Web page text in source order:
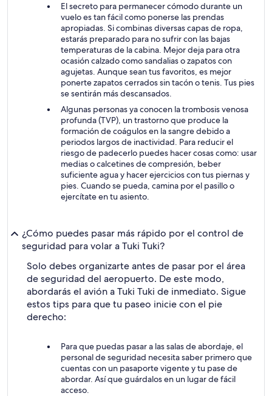
El secreto para permanecer cómodo durante un
vuelo es tan fácil como ponerse las prendas
apropiadas. Si combinas diversas capas de ropa,
estarás preparado para no sufrir con las bajas
temperaturas de la cabina. Mejor deja para otra
ocasión calzado como sandalias o zapatos con
agujetas. Aunque sean tus favoritos, es mejor
ponerte zapatos cerrados sin tacón o tenis. Tus pies
se sentirán más descansados.
Algunas personas ya conocen la trombosis venosa
profunda (TVP), un trastorno que produce la
formación de coágulos en la sangre debido a
periodos largos de inactividad. Para reducir el
riesgo de padecerlo puedes hacer cosas como: usar
medias o calcetines de compresión, beber
suficiente agua y hacer ejercicios con tus piernas y
pies. Cuando se pueda, camina por el pasillo o
ejercítate en tu asiento.
¿Cómo puedes pasar más rápido por el control de
seguridad para volar a Tuki Tuki?
Solo debes organizarte antes de pasar por el área
de seguridad del aeropuerto. De este modo,
abordarás el avión a Tuki Tuki de inmediato. Sigue
estos tips para que tu paseo inicie con el pie
derecho:
Para que puedas pasar a las salas de abordaje, el
personal de seguridad necesita saber primero que
cuentas con un pasaporte vigente y tu pase de
abordar. Así que guárdalos en un lugar de fácil
acceso.